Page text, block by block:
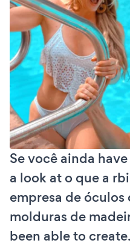
Se você ainda
a look at o que a
empresa de óculos
molduras de
been able to create.